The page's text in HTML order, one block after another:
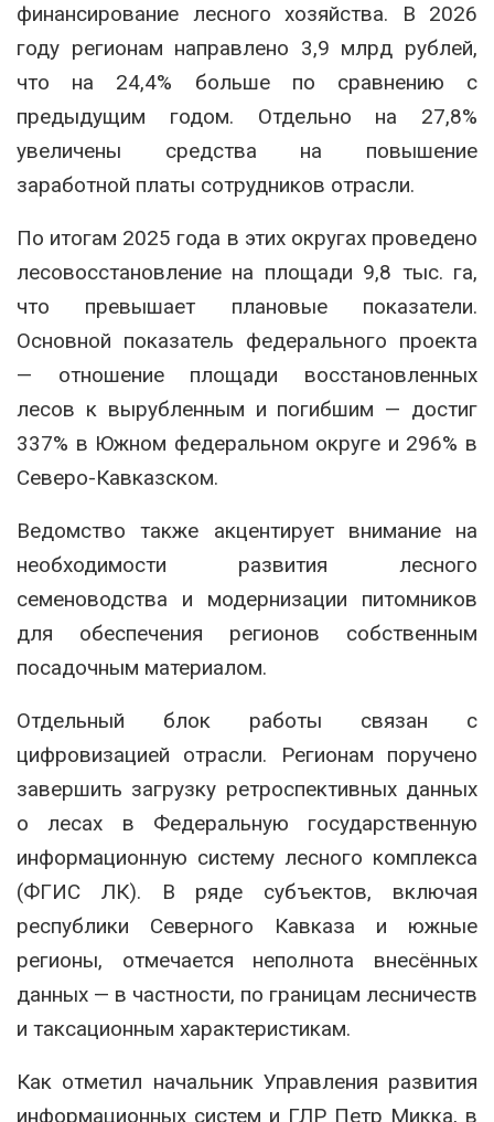
финансирование лесного хозяйства. В 2026
году регионам направлено 3,9 млрд рублей,
что на 24,4% больше по сравнению с
предыдущим годом. Отдельно на 27,8%
увеличены средства на повышение
заработной платы сотрудников отрасли.
По итогам 2025 года в этих округах проведено
лесовосстановление на площади 9,8 тыс. га,
что превышает плановые показатели.
Основной показатель федерального проекта
— отношение площади восстановленных
лесов к вырубленным и погибшим — достиг
337% в Южном федеральном округе и 296% в
Северо-Кавказском.
Ведомство также акцентирует внимание на
необходимости развития лесного
семеноводства и модернизации питомников
для обеспечения регионов собственным
посадочным материалом.
Отдельный блок работы связан с
цифровизацией отрасли. Регионам поручено
завершить загрузку ретроспективных данных
о лесах в Федеральную государственную
информационную систему лесного комплекса
(ФГИС ЛК). В ряде субъектов, включая
республики Северного Кавказа и южные
регионы, отмечается неполнота внесённых
данных — в частности, по границам лесничеств
и таксационным характеристикам.
Как отметил начальник Управления развития
информационных систем и ГЛР Петр Микка, в